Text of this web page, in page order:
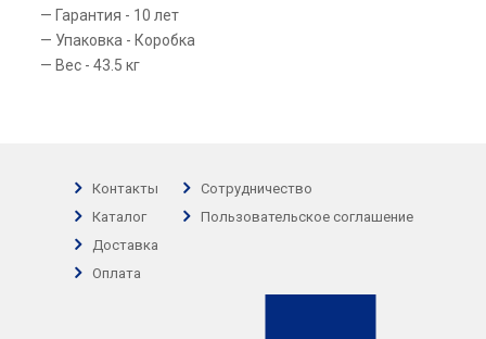
Гарантия - 10 лет
Упаковка - Коробка
Вес - 43.5 кг
Контакты
Каталог
Доставка
Оплата
Сотрудничество
Пользовательское соглашение